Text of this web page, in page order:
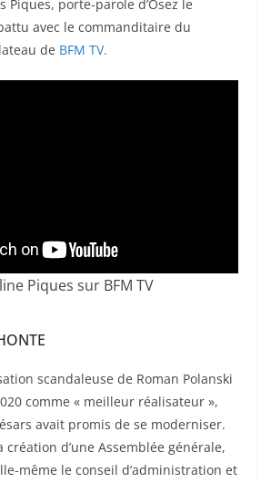
Piques, porte-parole d’Osez le
avec le commanditaire du
de BFM TV.
Piques sur BFM TV
scandaleuse de Roman Polanski
comme « meilleur réalisateur »,
avait promis de se moderniser.
d’une Assemblée générale,
même le conseil d’administration et